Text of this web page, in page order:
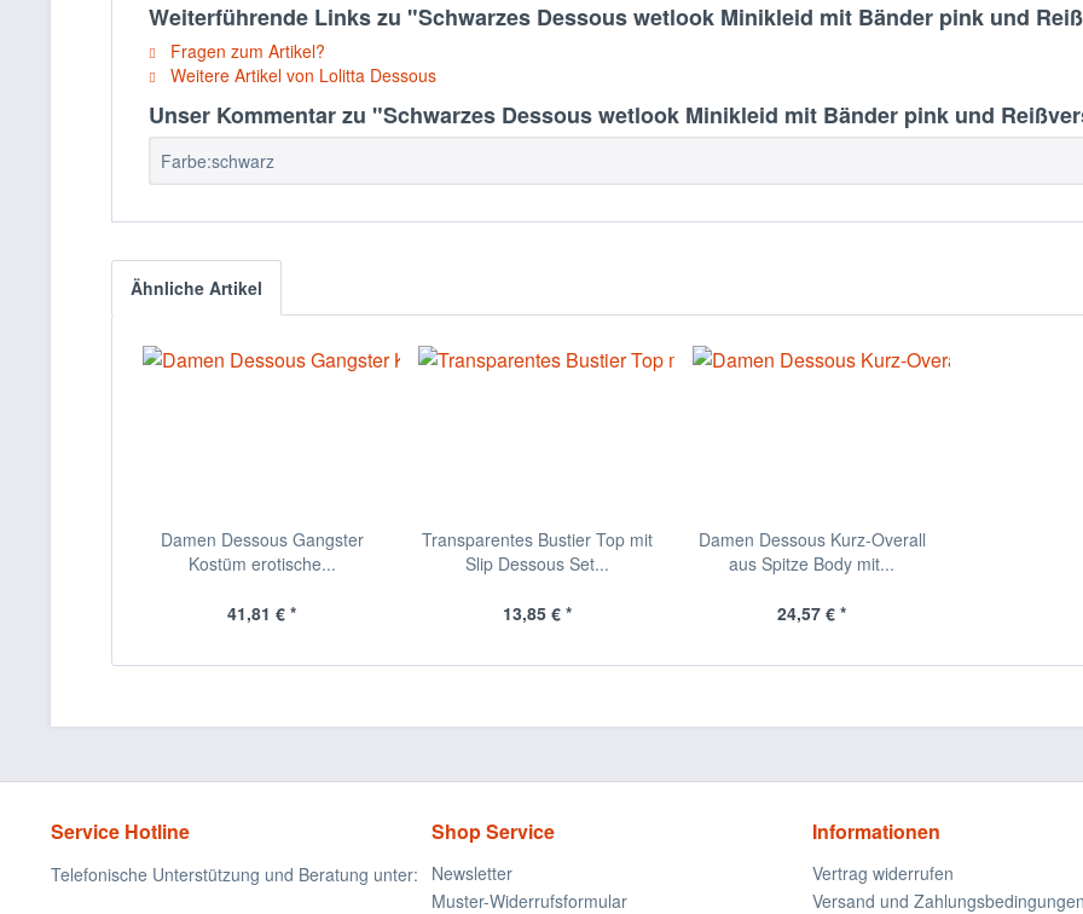
Weiterführende Links zu "Schwarzes Dessous wetlook Minikleid mit Bänder pink und
Fragen zum Artikel?
Weitere Artikel von Lolitta Dessous
Unser Kommentar zu "Schwarzes Dessous wetlook Minikleid mit Bänder pink und
Farbe:schwarz
Ähnliche Artikel
Damen Dessous Gangster
Kostüm erotische...
41,81 € *
Transparentes Bustier Top mit
Slip Dessous Set...
13,85 € *
Damen Dessous Kurz-Overall
aus Spitze Body mit...
24,57 € *
Service Hotline
Telefonische Unterstützung und Beratung unter:
Shop Service
Newsletter
Muster-Widerrufsformular
Informationen
Vertrag widerrufen
Versand und Zahlungsbedingungen